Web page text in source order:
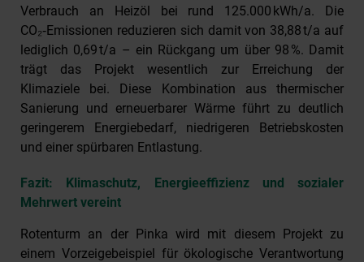
Verbrauch an Heizöl bei rund 125.000 kWh/a. Die
CO₂‑Emissionen reduzieren sich damit von 38,88 t/a auf
lediglich 0,69 t/a – ein Rückgang um über 98 %. Damit
trägt das Projekt wesentlich zur Erreichung der
Klimaziele bei. Diese Kombination aus thermischer
Sanierung und erneuerbarer Wärme führt zu deutlich
geringerem Energiebedarf, niedrigeren Betriebskosten
und einer spürbaren Entlastung.
Fazit: Klimaschutz, Energieeffizienz und sozialer
Mehrwert vereint
Rotenturm an der Pinka wird mit diesem Projekt zu
einem Vorzeigebeispiel für ökologische Verantwortung